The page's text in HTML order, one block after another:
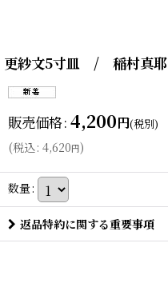
更紗文5寸皿 / 稲村真耶
販売価格: 4,200円(税別)
(税込: 4,620円)
数量:
返品特約に関する重要事項